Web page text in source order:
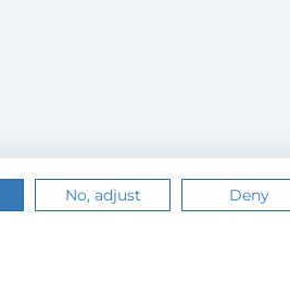
No, adjust Deny